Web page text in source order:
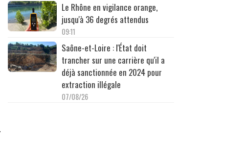
Le Rhône en vigilance orange,
jusqu'à 36 degrés attendus
09:11
Saône-et-Loire : l'État doit
trancher sur une carrière qu'il a
déjà sanctionnée en 2024 pour
extraction illégale
07/08/26